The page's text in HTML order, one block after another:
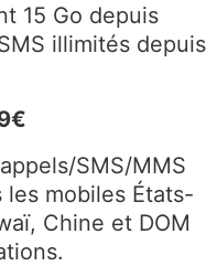
15 Go depuis
illimités depuis
SMS/MMS
mobiles États-
Chine et DOM